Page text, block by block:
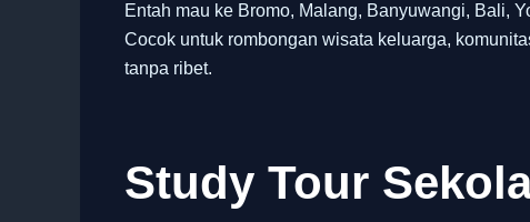
Entah mau ke Bromo, Malang, Banyuwangi, Bali,
Cocok untuk rombongan wisata keluarga,
tanpa ribet.
Study Tour